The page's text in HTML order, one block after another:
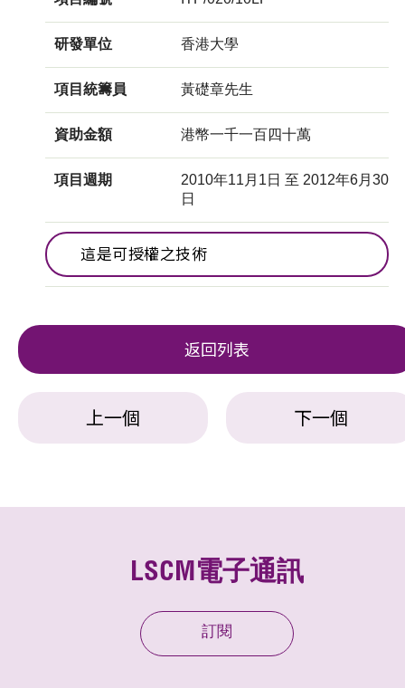
研發單位 香港大學
項目統籌員 黃礎章先生
資助金額 港幣一千一百四十萬
項目週期
2010年11月1日 至 2012年6月30
日
這是可授權之技術
返回列表
上一個 下一個
LSCM電子通訊
訂閱